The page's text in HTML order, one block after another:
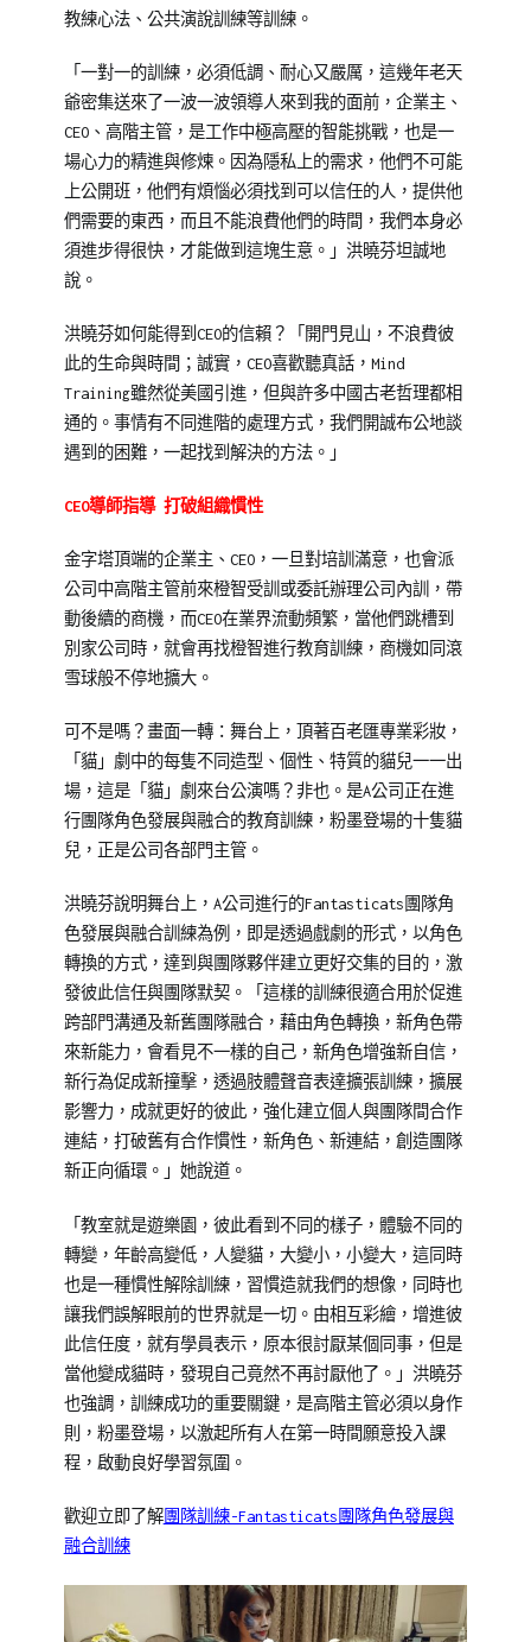
教練心法、公共演說訓練等訓練。
「一對一的訓練，必須低調、耐心又嚴厲，這幾年老天
爺密集送來了一波一波領導人來到我的面前，企業主、
CEO、高階主管，是工作中極高壓的智能挑戰，也是一
場心力的精進與修煉。因為隱私上的需求，他們不可能
上公開班，他們有煩惱必須找到可以信任的人，提供他
們需要的東西，而且不能浪費他們的時間，我們本身必
須進步得很快，才能做到這塊生意。」洪曉芬坦誠地
說。
洪曉芬如何能得到CEO的信賴？「開門見山，不浪費彼
此的生命與時間；誠實，CEO喜歡聽真話，Mind
Training雖然從美國引進，但與許多中國古老哲理都相
通的。事情有不同進階的處理方式，我們開誠布公地談
遇到的困難，一起找到解決的方法。」
CEO導師指導 打破組織慣性
金字塔頂端的企業主、CEO，一旦對培訓滿意，也會派
公司中高階主管前來橙智受訓或委託辦理公司內訓，帶
動後續的商機，而CEO在業界流動頻繁，當他們跳槽到
別家公司時，就會再找橙智進行教育訓練，商機如同滾
雪球般不停地擴大。
可不是嗎？畫面一轉：舞台上，頂著百老匯專業彩妝，
「貓」劇中的每隻不同造型、個性、特質的貓兒一一出
場，這是「貓」劇來台公演嗎？非也。是A公司正在進
行團隊角色發展與融合的教育訓練，粉墨登場的十隻貓
兒，正是公司各部門主管。
洪曉芬說明舞台上，A公司進行的Fantasticats團隊角
色發展與融合訓練為例，即是透過戲劇的形式，以角色
轉換的方式，達到與團隊夥伴建立更好交集的目的，激
發彼此信任與團隊默契。「這樣的訓練很適合用於促進
跨部門溝通及新舊團隊融合，藉由角色轉換，新角色帶
來新能力，會看見不一樣的自己，新角色增強新自信，
新行為促成新撞擊，透過肢體聲音表達擴張訓練，擴展
影響力，成就更好的彼此，強化建立個人與團隊間合作
連結，打破舊有合作慣性，新角色、新連結，創造團隊
新正向循環。」她說道。
「教室就是遊樂園，彼此看到不同的樣子，體驗不同的
轉變，年齡高變低，人變貓，大變小，小變大，這同時
也是一種慣性解除訓練，習慣造就我們的想像，同時也
讓我們誤解眼前的世界就是一切。由相互彩繪，增進彼
此信任度，就有學員表示，原本很討厭某個同事，但是
當他變成貓時，發現自己竟然不再討厭他了。」洪曉芬
也強調，訓練成功的重要關鍵，是高階主管必須以身作
則，粉墨登場，以激起所有人在第一時間願意投入課
程，啟動良好學習氛圍。
歡迎立即了解團隊訓練-Fantasticats團隊角色發展與
融合訓練